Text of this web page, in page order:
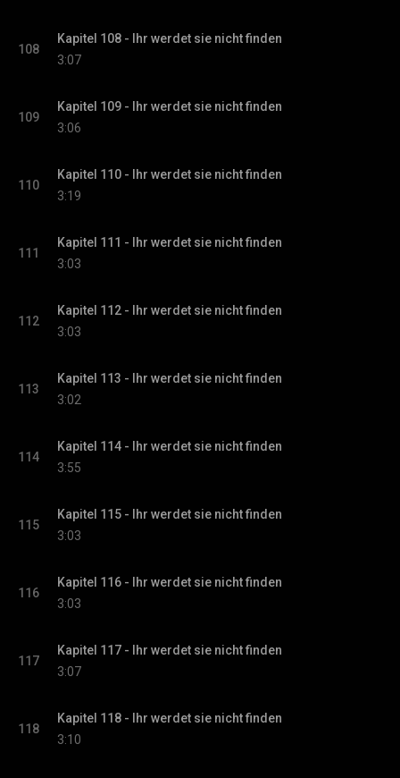
108
Kapitel 108 - Ihr werdet sie nicht finden
3:07
109
Kapitel 109 - Ihr werdet sie nicht finden
3:06
110
Kapitel 110 - Ihr werdet sie nicht finden
3:19
111
Kapitel 111 - Ihr werdet sie nicht finden
3:03
112
Kapitel 112 - Ihr werdet sie nicht finden
3:03
113
Kapitel 113 - Ihr werdet sie nicht finden
3:02
114
Kapitel 114 - Ihr werdet sie nicht finden
3:55
115
Kapitel 115 - Ihr werdet sie nicht finden
3:03
116
Kapitel 116 - Ihr werdet sie nicht finden
3:03
117
Kapitel 117 - Ihr werdet sie nicht finden
3:07
118
Kapitel 118 - Ihr werdet sie nicht finden
3:10